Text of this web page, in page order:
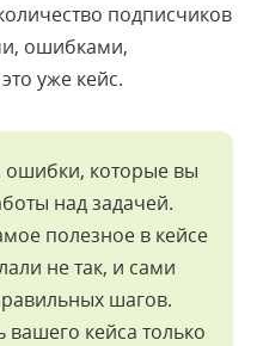
подписчиков
ошибками,
уже кейс.
ошибки, которые вы
над задачей.
полезное в кейсе
не так, и сами
шагов.
кейса только